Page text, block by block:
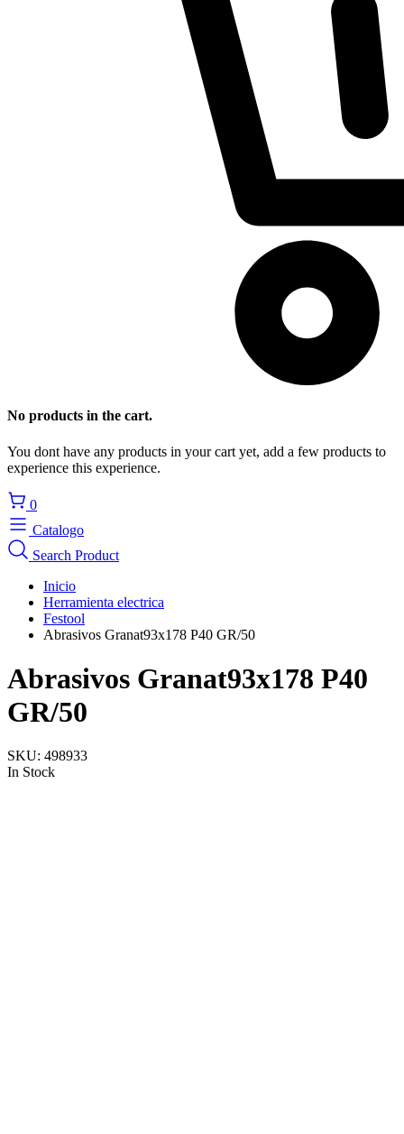
No products in the cart.
You dont have any products in your cart yet, add a few products to
experience this experience.
0
Catalogo
Search Product
Inicio
Herramienta electrica
Festool
Abrasivos Granat93x178 P40 GR/50
Abrasivos Granat93x178 P40
GR/50
SKU: 498933
In Stock